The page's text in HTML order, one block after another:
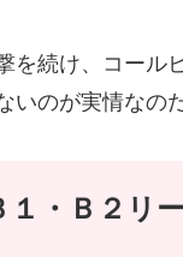
を続け、コール
いのが実情なのだ
１・Ｂ２リ